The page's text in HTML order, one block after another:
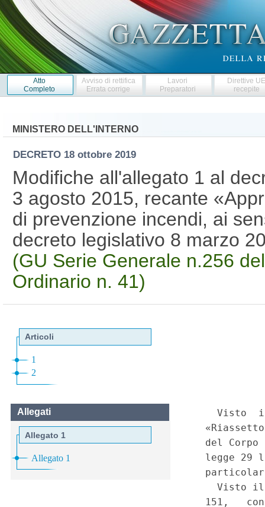
Atto
Completo
Avviso di rettifica
Errata corrige
Lavori
Preparatori
Direttive
recepite
MINISTERO DELL'INTERNO
DECRETO 18 ottobre 2019
Modifiche all'allegato 1 al
3 agosto 2015, recante
di prevenzione incendi, ai
decreto legislativo 8 marzo
(GU Serie Generale n.256
Ordinario n. 41)